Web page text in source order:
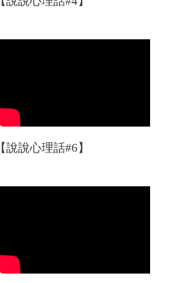
【說說心理話#6】